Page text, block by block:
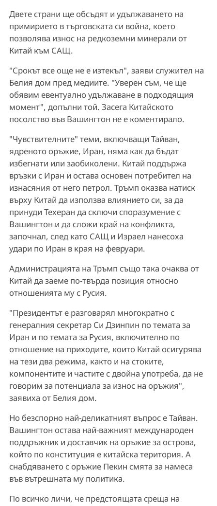
Двете страни ще обсъдят и удължаването на
примирието в търговската си война, което
позволява износ на редкоземни минерали от
Китай към САЩ.
"Срокът все още не е изтекъл", заяви служител на
Белия дом пред медиите. "Уверен съм, че ще
обявим евентуално удължаване в подходящия
момент", допълни той. Засега Китайското
посолство във Вашингтон не е коментирало.
"Чувствителните" теми, включващи Тайван,
ядреното оръжие, Иран, няма как да бъдат
избегнати или заобиколени. Китай поддържа
връзки с Иран и остава основен потребител на
изнасяния от него петрол. Тръмп оказва натиск
върху Китай да използва влиянието си, за да
принуди Техеран да сключи споразумение с
Вашингтон и да сложи край на конфликта,
започнал, след като САЩ и Израел нанесоха
удари по Иран в края на февруари.
Администрацията на Тръмп също така очаква от
Китай да заеме по-твърда позиция относно
отношенията му с Русия.
"Президентът е разговарял многократно с
генералния секретар Си Дзинпин по темата за
Иран и по темата за Русия, включително по
отношение на приходите, които Китай осигурява
на тези два режима, както и на стоките,
компонентите и частите с двойна употреба, да не
говорим за потенциала за износ на оръжия",
заявиха от Белия дом.
Но безспорно най-деликатният въпрос е Тайван.
Вашингтон остава най-важният международен
поддръжник и доставчик на оръжие за острова,
който по конституция е китайска територия. А
снабдяването с оръжие Пекин смята за намеса
във вътрешната му политика.
По всичко личи, че предстоящата среща на